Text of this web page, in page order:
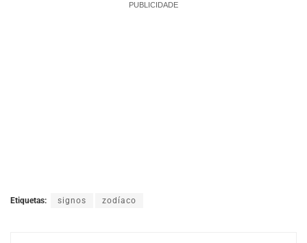
PUBLICIDADE
Etiquetas: signos zodíaco